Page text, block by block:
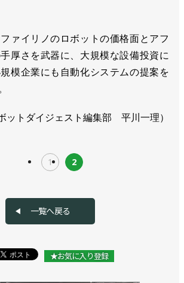
ァイリノのロボットの価格面とアフ
厚さを武器に、大規模な設備投資に
模企業にも自動化システムの提案を
ットダイジェスト編集部 平川一理）
1 2
一覧へ戻る
★お気に入り登録